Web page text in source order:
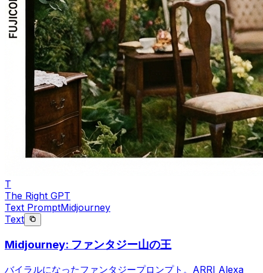
T
The Right GPT
Text PromptMidjourney
Text
Midjourney: ファンタジー山の王
バイラルになったファンタジープロンプト。ARRI Alexa